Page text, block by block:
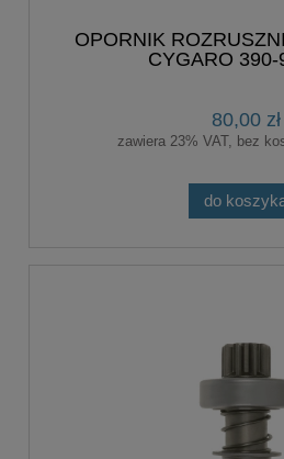
OPORNIK
CYGARO 390-
80,00 zł
zawiera 23% VAT, bez
do